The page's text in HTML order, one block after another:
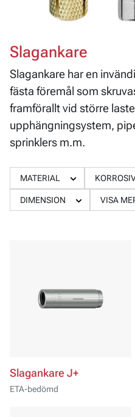
Slagankare
Slagankare har en
fästa föremål som
framförallt vid större
upphängningsystem,
sprinklers m.m.
MATERIAL
DIMENSION VISA
Slagankare J+
ETA-bedömd